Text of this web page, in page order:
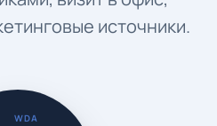
источники.
WDA